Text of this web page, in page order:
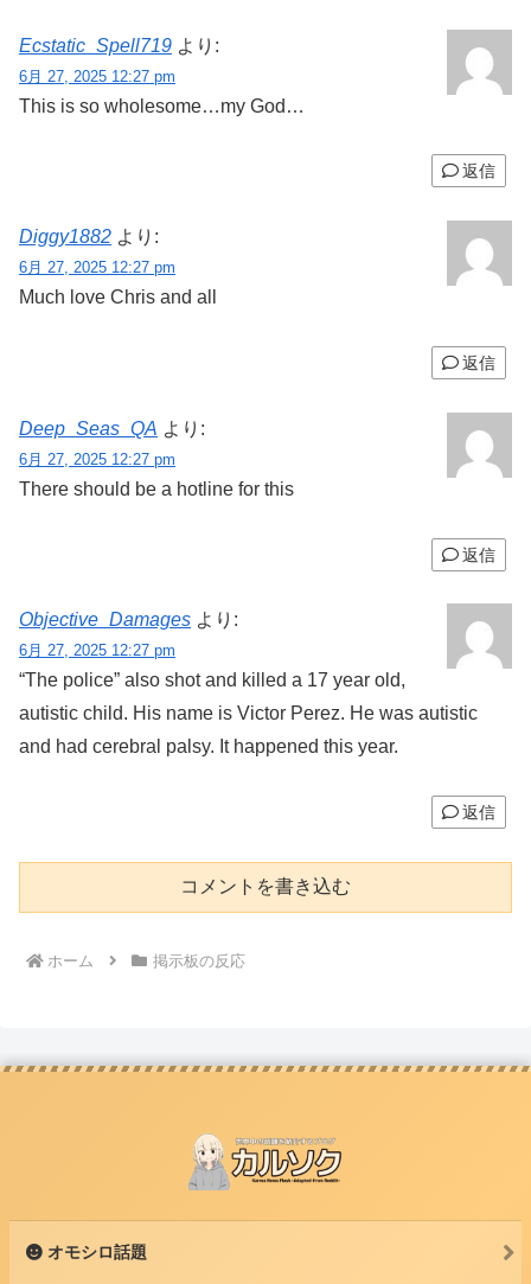
Ecstatic_Spell719 より:
6月 27, 2025 12:27 pm
This is so wholesome…my God…
返信
Diggy1882 より:
6月 27, 2025 12:27 pm
Much love Chris and all
返信
Deep_Seas_QA より:
6月 27, 2025 12:27 pm
There should be a hotline for this
返信
Objective_Damages より:
6月 27, 2025 12:27 pm
“The police” also shot and killed a 17 year old,
autistic child. His name is Victor Perez. He was autistic
and had cerebral palsy. It happened this year.
返信
コメントを書き込む
ホーム 掲示板の反応
オモシロ話題